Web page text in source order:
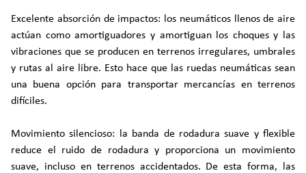
Excelente absorción de impactos: los neumáticos llenos de aire
actúan como amortiguadores y amortiguan los choques y las
vibraciones que se producen en terrenos irregulares, umbrales
y rutas al aire libre. Esto hace que las ruedas neumáticas sean
una buena opción para transportar mercancías en terrenos
difíciles.
Movimiento silencioso: la banda de rodadura suave y flexible
reduce el ruido de rodadura y proporciona un movimiento
suave, incluso en terrenos accidentados. De esta forma, las